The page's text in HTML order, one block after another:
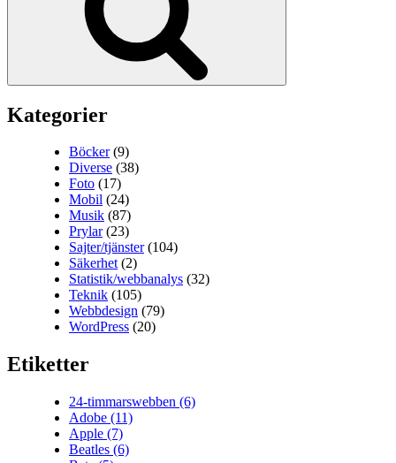
Kategorier
Böcker(9)
Diverse (38)
Foto (17)
Mobil (24)
Musik (87)
Prylar(23)
Sajter/tjänster(104)
Säkerhet(2)
Statistik/webbanalys (32)
Teknik (105)
Webbdesign (79)
WordPress (20)
Etiketter
24-timmarswebben (6)
Adobe (11)
Apple (7)
Beatles (6)